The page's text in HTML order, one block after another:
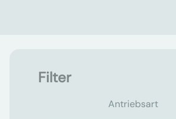
Filter
Antriebsart